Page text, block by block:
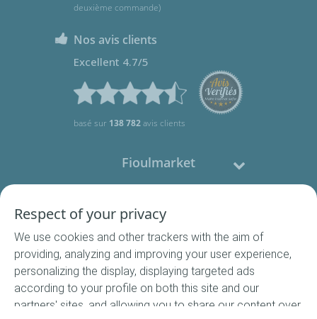
deuxième commande)
Nos avis clients
Excellent 4.7/5
basé sur 138 782avis clients
Fioulmarket
Nous contacter
Suivez-nous
Respect of your privacy
We use cookies and other trackers with the aim of
providing, analyzing and improving your user experience,
personalizing the display, displaying targeted ads
according to your profile on both this site and our
partners' sites, and allowing you to share our content over